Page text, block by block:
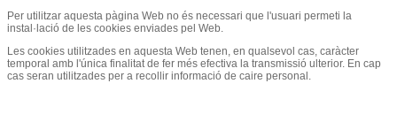
Per utilitzar aquesta pàgina Web no és necessari que l'usuari permeti la
instal·lació de les cookies enviades pel Web.
Les cookies utilitzades en aquesta Web tenen, en qualsevol cas, caràcter
temporal amb l'única finalitat de fer més efectiva la transmissió ulterior. En cap
cas seran utilitzades per a recollir informació de caire personal.